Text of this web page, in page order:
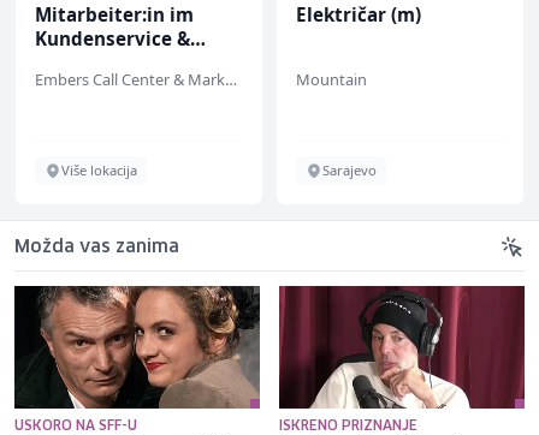
Mitarbeiter:in im
Kundenservice &
Embers Call Center & Marketing
Više lokacija
Električar (m)
Mountain
Sarajevo
Možda vas zanima
USKORO NA SFF-U ISKRENO PRIZNANJE